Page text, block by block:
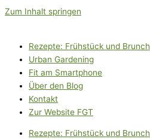
Zum Inhalt springen
Rezepte: Frühstück und Brunch
Urban Gardening
Fit am Smartphone
Über den Blog
Kontakt
Zur Website FGT
Rezepte: Frühstück und Brunch